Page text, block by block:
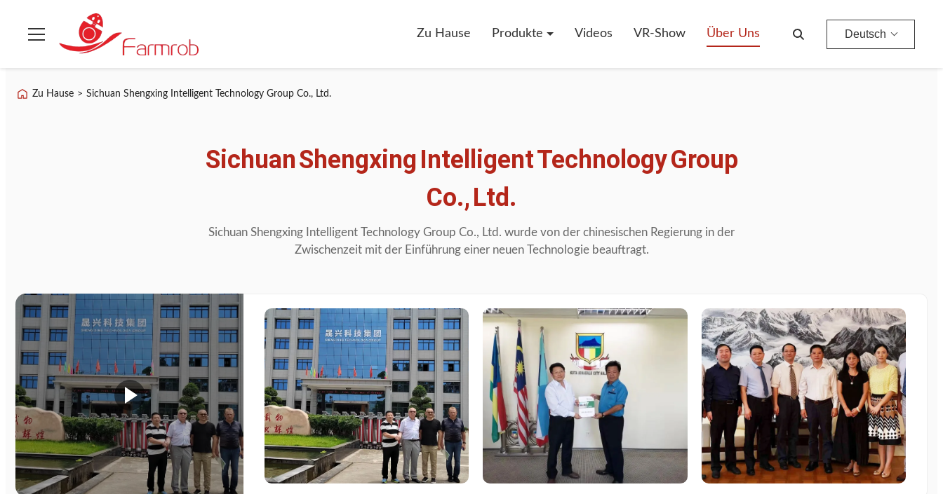
Zu Hause Produkte Videos VR-Show Über Uns Deutsch
Zu Hause > Sichuan Shengxing Intelligent Technology Group Co., Ltd.
SichuanShengxing IntelligentTechnologyGroup
Co.,Ltd.
Sichuan Shengxing Intelligent Technology Group Co., Ltd. wurde von der chinesischen Regierung in der
Zwischenzeit mit der Einführung einer neuen Technologie beauftragt.